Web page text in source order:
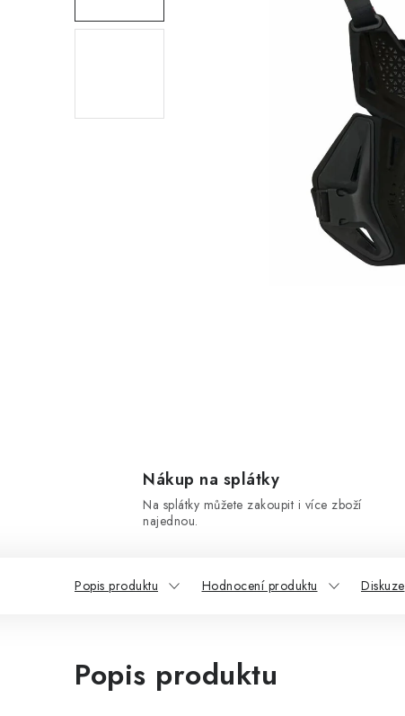
Nákup na splátky
Na splátky můžete zakoupit i více zboží
najednou.
Popis produktu Hodnocení produktu Diskuze
Popis produktu